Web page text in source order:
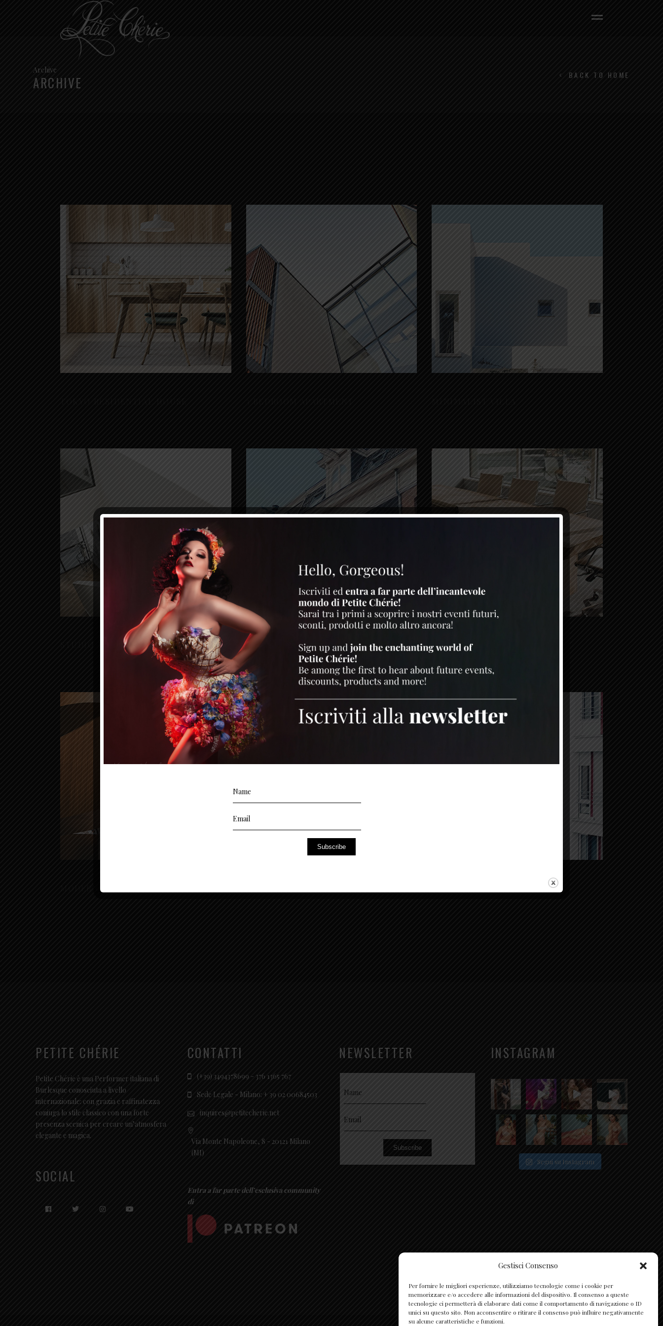
Gestisci Consenso
Per fornire le migliori esperienze, utilizziamo tecnologie come i cookie per
memorizzare e/o accedere alle informazioni del dispositivo. Il consenso a queste
tecnologie ci permetterà di elaborare dati come il comportamento di navigazione o ID
unici su questo sito. Non acconsentire o ritirare il consenso può influire negativamente
su alcune caratteristiche e funzioni.
Archive
ARCHIVE BACK TO HOME
STUDIO APARTMENT
Residential
CHELSEA STUDIO LA ZAGALETA
MODERN RESIDENTIAL COMPLEX
PETITE CHÉRIE
Petite Chérie è una Performer italiana di
Burlesque conosciuta a livello
internazionale: con grazia e raffinatezza
coniuga lo stile classico con una forte
presenza scenica per creare un’atmosfera
elegante e magica.
SOCIAL
CONTATTI
(+39) 3494378699 - 376 1365 767
Sede Legale - Milano: + 39 02 00684503
inquires@petitecherie.net
Via Monte Napoleone, 8 - 20121 Milano
(MI)
Entra a far parte dell’esclusiva community
di
NEWSLETTER
Subscribe
INSTAGRAM
Segui su Instagram
Subscribe